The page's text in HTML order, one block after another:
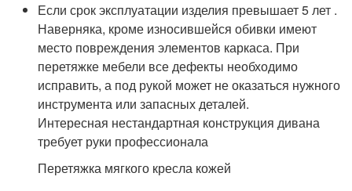
Если срок эксплуатации изделия превышает 5 лет .
Наверняка, кроме износившейся обивки имеют
место повреждения элементов каркаса. При
перетяжке мебели все дефекты необходимо
исправить, а под рукой может не оказаться нужного
инструмента или запасных деталей.
Интересная нестандартная конструкция дивана
требует руки профессионала
Перетяжка мягкого кресла кожей